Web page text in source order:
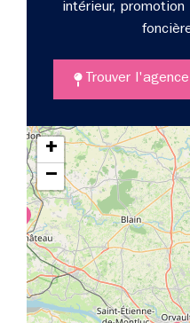
+
−
intérieur,
Trouver